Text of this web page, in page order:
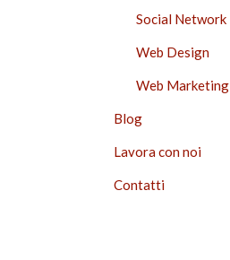
Social Network
Web Design
Web Marketing
Blog
Lavora con noi
Contatti